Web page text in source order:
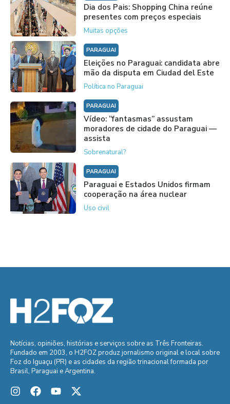
Dia dos Pais: Shopping China reúne
presentes com preços especiais
Muitas opções
PARAGUAI
Eleições no Paraguai: candidata abre
mão da disputa em Ciudad del Este
Política no Paraguai
PARAGUAI
Vídeo: “fantasmas” assustam
moradores de cidade do Paraguai —
assista
Sobrenatural?
PARAGUAI
Paraguai e Estados Unidos firmam
cooperação na área nuclear
Uso civil
Notícias, opiniões, histórias e serviços sobre as Três Fronteiras.
Fundado em 2003, o H2FOZ produz jornalismo original e local sobre
Foz do Iguaçu (PR) e as cidades da região trinacional formada por
Brasil, Paraguai e Argentina.